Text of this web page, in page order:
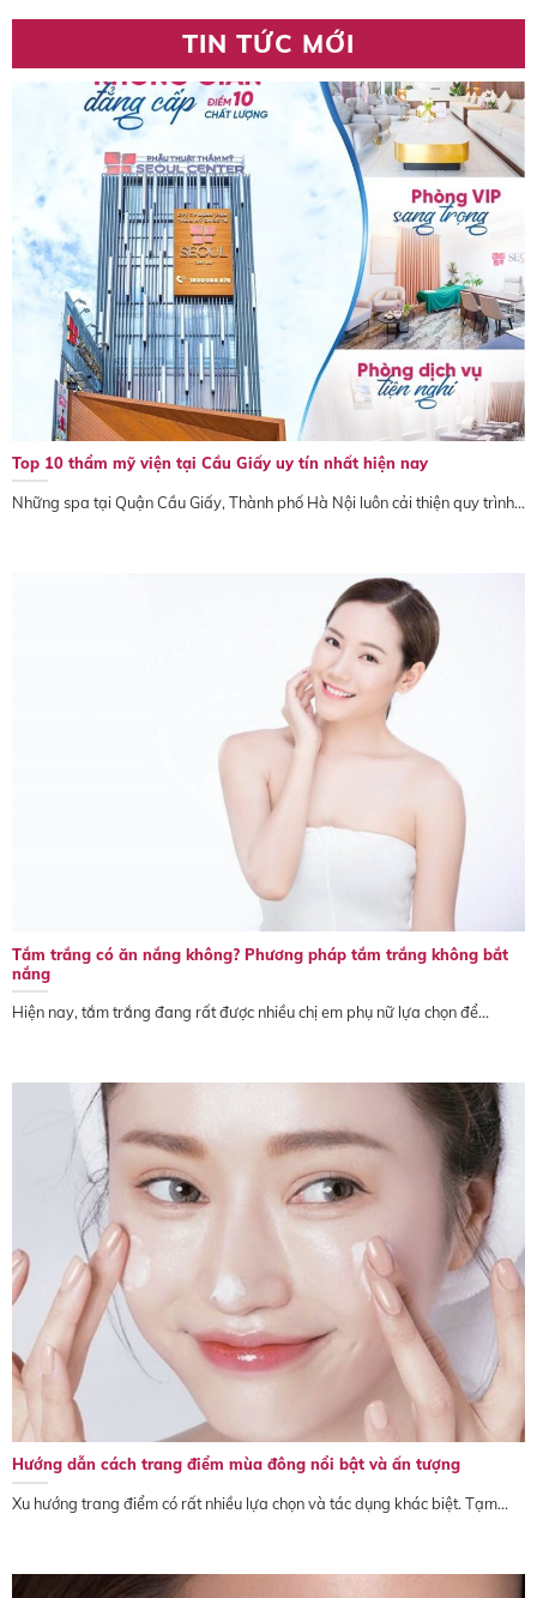
TIN TỨC MỚI
Top 10 thẩm mỹ viện tại Cầu Giấy uy tín nhất hiện nay
Những spa tại Quận Cầu Giấy, Thành phố Hà Nội luôn cải thiện quy trình...
Tắm trắng có ăn nắng không? Phương pháp tắm trắng không bắt
nắng
Hiện nay, tắm trắng đang rất được nhiều chị em phụ nữ lựa chọn để...
Hướng dẫn cách trang điểm mùa đông nổi bật và ấn tượng
Xu hướng trang điểm có rất nhiều lựa chọn và tác dụng khác biệt. Tạm...